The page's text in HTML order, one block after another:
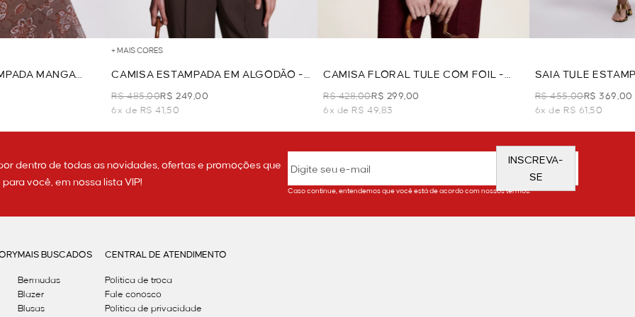
MANGA
+ MAIS CORES
CAMISA ESTAMPADA EM ALGODÃO -
MARROM
R$ 485,00R$ 249,00
6x de R$ 41,50
CAMISA FLORAL TULE COM FOIL -
MARROM
R$ 428,00R$ 299,00
6x de R$ 49,83
SAIA TULE
R$ 455,00R$ 369,00
6x de R$ 61,50
dentro de todas as novidades, ofertas e promoções que
você, em nossa lista VIP!
INSCREVA-
SE
Caso continue, entendemos que você está de acordo com nossos termos.
MAIS BUSCADOS
Bermudas
Blazer
Blusas
CENTRAL DE ATENDIMENTO
Política de troca
Fale conosco
Politica de privacidade